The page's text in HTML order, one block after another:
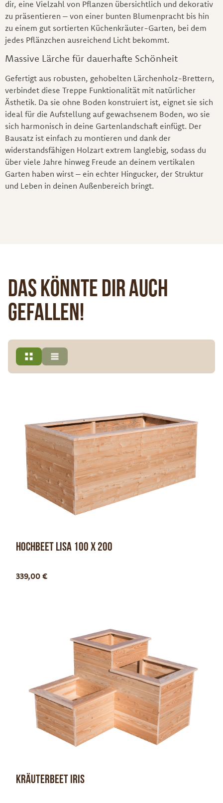
dir, eine Vielzahl von Pflanzen übersichtlich und dekorativ
zu präsentieren – von einer bunten Blumenpracht bis hin
zu einem gut sortierten Küchenkräuter-Garten, bei dem
jedes Pflänzchen ausreichend Licht bekommt.
Massive Lärche für dauerhafte Schönheit
Gefertigt aus robusten, gehobelten Lärchenholz-Brettern,
verbindet diese Treppe Funktionalität mit natürlicher
Ästhetik. Da sie ohne Boden konstruiert ist, eignet sie sich
ideal für die Aufstellung auf gewachsenem Boden, wo sie
sich harmonisch in deine Gartenlandschaft einfügt. Der
Bausatz ist einfach zu montieren und dank der
widerstandsfähigen Holzart extrem langlebig, sodass du
über viele Jahre hinweg Freude an deinem vertikalen
Garten haben wirst – ein echter Hingucker, der Struktur
und Leben in deinen Außenbereich bringt.
Das könnte dir auch
gefallen!
Hochbeet Lisa 100 x 200
339,00 €
Kräuterbeet Iris